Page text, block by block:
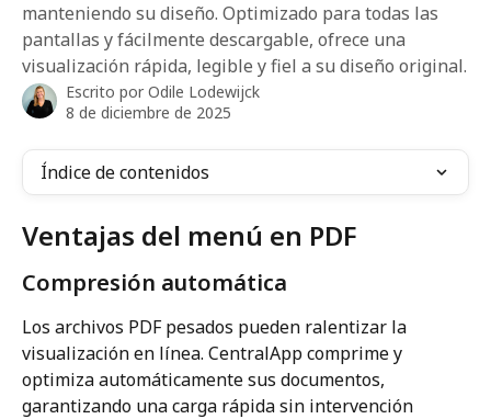
manteniendo su diseño. Optimizado para todas las
pantallas y fácilmente descargable, ofrece una
visualización rápida, legible y fiel a su diseño original.
Escrito por Odile Lodewijck
8 de diciembre de 2025
Índice de contenidos
Ventajas del menú en PDF
Compresión automática
Los archivos PDF pesados pueden ralentizar la
visualización en línea. CentralApp comprime y
optimiza automáticamente sus documentos,
garantizando una carga rápida sin intervención